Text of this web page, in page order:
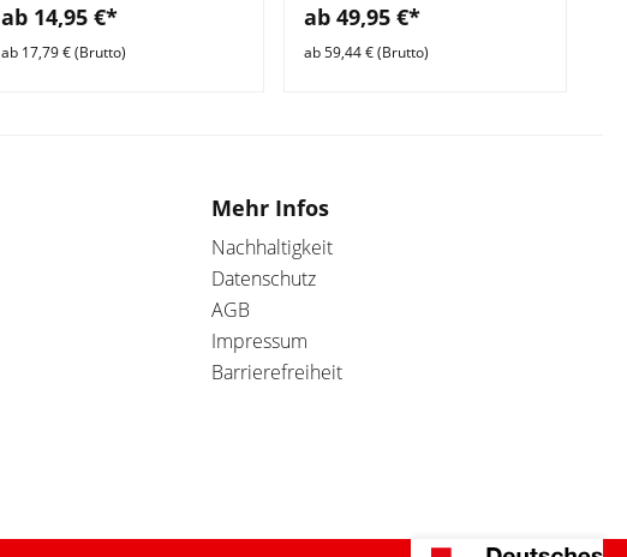
ab 14,95 €*
ab 17,79 € (Brutto)
ab 49,95 €*
ab 59,44 € (Brutto)
Mehr Infos
Nachhaltigkeit
Datenschutz
AGB
Impressum
Barrierefreiheit